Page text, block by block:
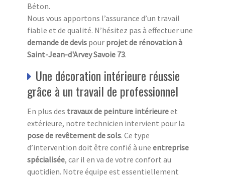
Béton.
Nous vous apportons l’assurance d’un travail
fiable et de qualité. N’hésitez pas à effectuer une
demande de devis pour projet de rénovation à
Saint-Jean-d'Arvey Savoie 73.
Une décoration intérieure réussie
grâce à un travail de professionnel
En plus des travaux de peinture intérieureet
extérieure, notre technicien intervient pour la
pose de revêtement de sols. Ce type
d’intervention doit être confié à une entreprise
spécialisée, car il en va de votre confort au
quotidien. Notre équipe est essentiellement